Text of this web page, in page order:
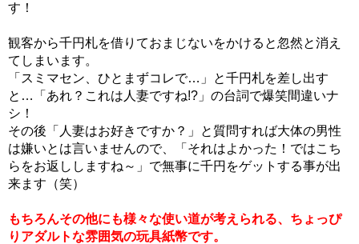
す！
観客から千円札を借りておまじないをかけると忽然と消え
てしまいます。
「スミマセン、ひとまずコレで…」と千円札を差し出す
と…「あれ？これは人妻ですね!?」の台詞で爆笑間違いナ
シ！
その後「人妻はお好きですか？」と質問すれば大体の男性
は嫌いとは言いませんので、「それはよかった！ではこち
らをお返ししますね～」で無事に千円をゲットする事が出
来ます（笑）
もちろんその他にも様々な使い道が考えられる、ちょっぴ
りアダルトな雰囲気の玩具紙幣です。